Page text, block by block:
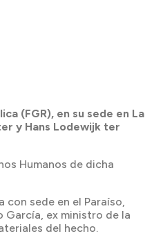
(FGR), en su sede en La
y Hans Lodewijk ter
Humanos de dicha
sede en el Paraíso,
García, ex ministro de la
del hecho.